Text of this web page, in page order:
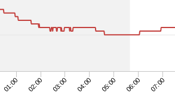
01:00 02:00 03:00 04:00 05:00 06:00 07:00